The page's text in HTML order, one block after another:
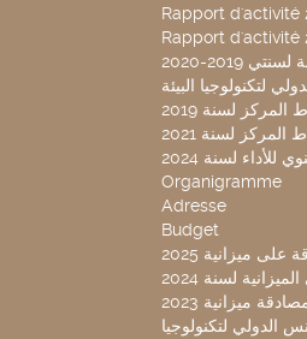
Rapport d'activité
Rapport d'activité
2019-2020
لسنة 2019
لسنة 2021
للأداء لسنة 2024
Organigramme
Adresse
Budget
على ميزانية
لسنة 2024
ميزانية 2023
2022 لمركز تونس الدولي لتكنولوجيا